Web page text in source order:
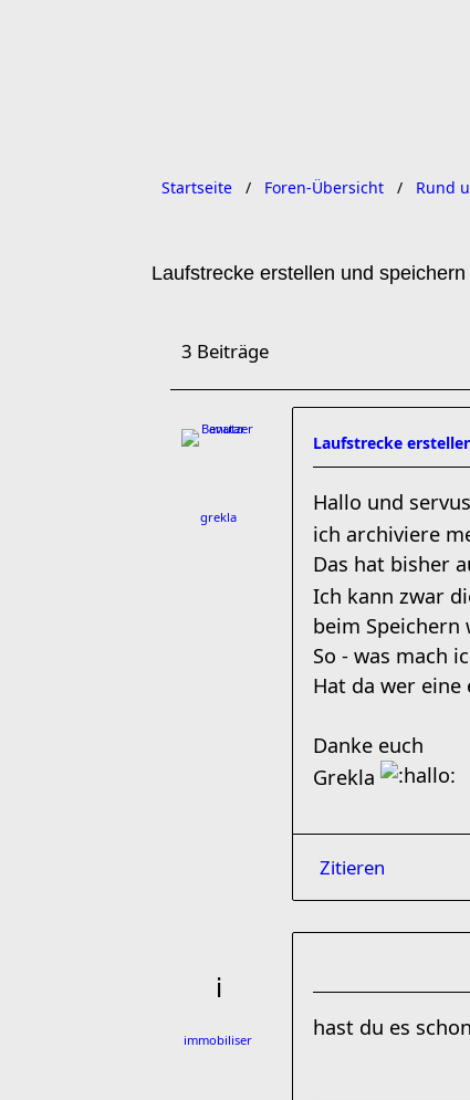
Startseite Foren-Übersicht Rund
Laufstrecke erstellen und
3 Beiträge
grekla
Laufstrecke
Hallo und
ich archiviere
Das hat bisher
Ich kann zwar
beim Speichern
So - was mach
Hat da wer eine
Danke euch
Grekla
Zitieren
immobiliser hast du es